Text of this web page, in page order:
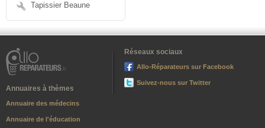
Tapissier Beaune
Annuaires à thèmes
Annuaire des médecins
Annuaire de l'éducation
Réseaux sociaux
Allo-Réparateurs sur Facebook
Suivez-nous sur Twitter